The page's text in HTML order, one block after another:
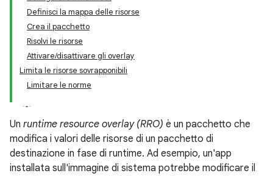
Definisci la mappa delle risorse
Crea il pacchetto
Risolvi le risorse
Attivare/disattivare gli overlay
Limita le risorse sovrapponibili
Limitare le norme
Un runtime resource overlay (RRO) è un pacchetto che
modifica i valori delle risorse di un pacchetto di
destinazione in fase di runtime. Ad esempio, un'app
installata sull'immagine di sistema potrebbe modificare il